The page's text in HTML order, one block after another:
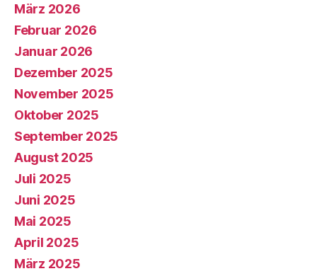
März 2026
Februar 2026
Januar 2026
Dezember 2025
November 2025
Oktober 2025
September 2025
August 2025
Juli 2025
Juni 2025
Mai 2025
April 2025
März 2025